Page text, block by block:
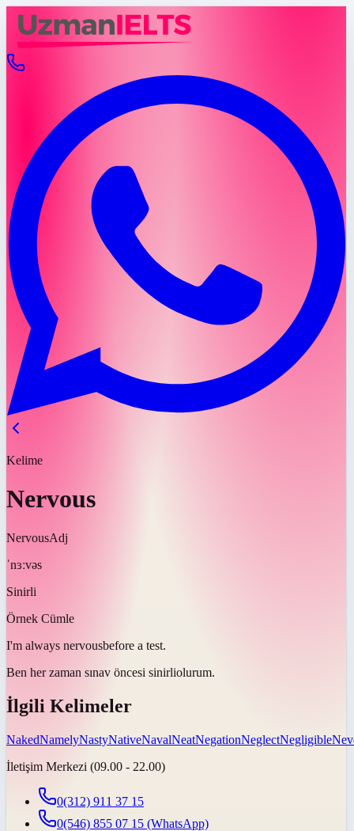
Kelime
Nervous
NervousAdj
ˈnɜːvəs
Sinirli
Örnek Cümle
I'm always nervousbefore a test.
Ben her zaman sınav öncesi sinirliolurum.
İlgili Kelimeler
NakedNamelyNastyNativeNavalNeatNegationNeglectNegligible
İletişim Merkezi (09.00 - 22.00)
0(312) 911 37 15
0(546) 855 07 15 (WhatsApp)